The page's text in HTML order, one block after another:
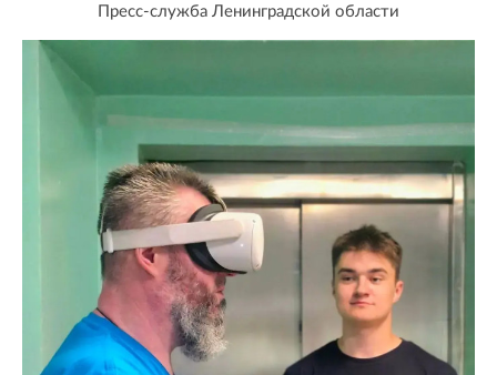
Пресс-служба Ленинградской области